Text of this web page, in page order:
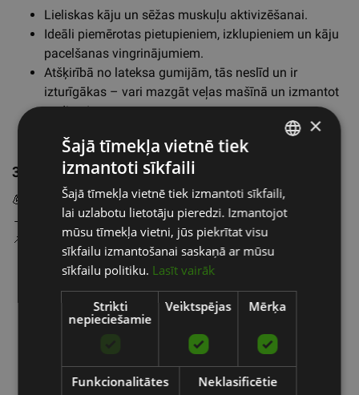
Lieliskas kāju un sēžas muskuļu aktivizēšanai.
Ideāli piemērotas pietupieniem, izklupieniem un kāju
pacelšanas vingrinājumiem.
Atšķirībā no lateksa gumijām, tās neslīd un ir
izturīgākas – vari mazgāt veļas mašīnā un izmantot
gadiem!
3. ER spēka gumijas🔵🟢🟡
💪 Pretestība: Zila (viegla) → Zaļa → Dzeltena → Oranža
→ Pelēka → Melna (stiprākā)
📌
Kur izmantot?
Lieliski piemērotas spēka treniņiem – pietupieniem,
vilkmei, plecu un muguras vingrinājumiem.
Var izmantot kā palīdzību pievilkšanās
vingrinājumos, aptinot ap stieni.
Piemērotas arī mobilitātes un stiepšanās
vingrinājumiem.
ENGLISH
RUSSIAN
×
Šajā tīmekļa vietnē tiek
izmantoti sīkfaili
Šajā tīmekļa vietnē tiek izmantoti sīkfaili,
lai uzlabotu lietotāju pieredzi. Izmantojot
mūsu tīmekļa vietni, jūs piekrītat visu
sīkfailu izmantošanai saskaņā ar mūsu
sīkfailu politiku. Lasīt vairāk
Strikti
nepieciešamie
Veiktspējas Mērķa
Funkcionalitātes Neklasificētie